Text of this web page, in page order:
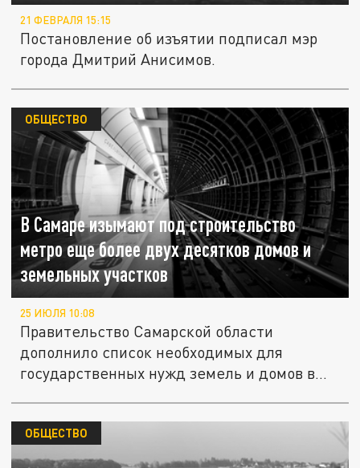
21 ФЕВРАЛЯ 15:15
Постановление об изъятии подписал мэр
города Дмитрий Анисимов.
В Самаре изымают под строительство
метро еще более двух десятков домов и
земельных участков
ОБЩЕСТВО
25 ИЮЛЯ 10:08
Правительство Самарской области
дополнило список необходимых для
государственных нужд земель и домов в...
ОБЩЕСТВО